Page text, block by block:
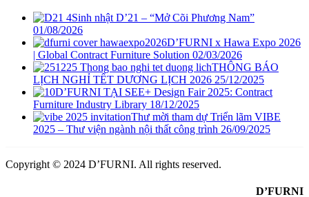
Sinh nhật D’21 – “Mở Cõi Phương Nam”
01/08/2026
D’FURNI x Hawa Expo 2026
| Global Contract Furniture Solution 02/03/2026
THÔNG BÁO
LỊCH NGHỈ TẾT DƯƠNG LỊCH 2026 25/12/2025
D’FURNI TẠI SEE+ Design Fair 2025: Contract
Furniture Industry Library 18/12/2025
Thư mời tham dự Triển lãm VIBE
2025 – Thư viện ngành nội thất công trình 26/09/2025
Copyright © 2024 D’FURNI. All rights reserved.
D’FURNI